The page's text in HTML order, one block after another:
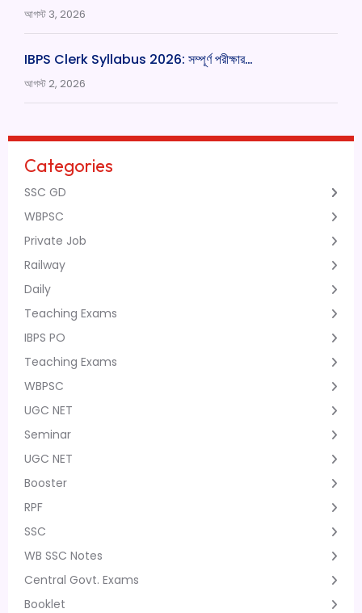
আগস্ট 3, 2026
IBPS Clerk Syllabus 2026: সম্পূর্ণ পরীক্ষার…
আগস্ট 2, 2026
Categories
SSC GD
WBPSC
Private Job
Railway
Daily
Teaching Exams
IBPS PO
Teaching Exams
WBPSC
UGC NET
Seminar
UGC NET
Booster
RPF
SSC
WB SSC Notes
Central Govt. Exams
Booklet